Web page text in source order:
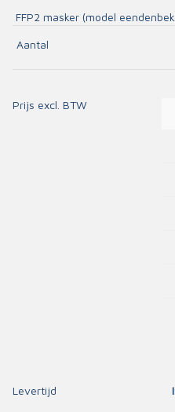
FFP2 masker (model
Aantal
Prijs excl. BTW
Levertijd